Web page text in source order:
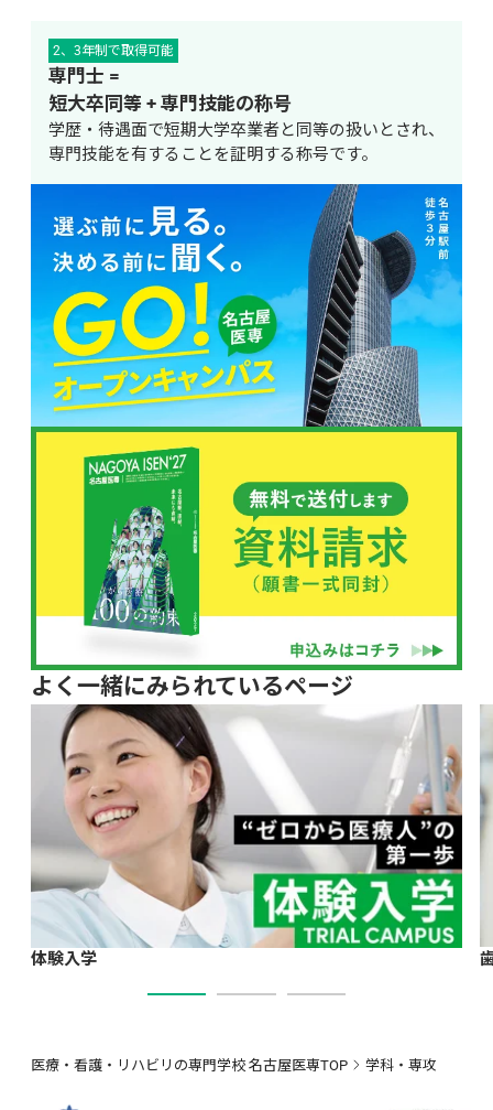
2、3年制で取得可能
専門士 =
短大卒同等 + 専門技能の称号
学歴・待遇面で短期大学卒業者と同等の扱いとされ、
専門技能を有することを証明する称号です。
よく一緒にみられているページ
体験入学
医療・看護・リハビリの専門学校 名古屋医専TOP 学科・専攻